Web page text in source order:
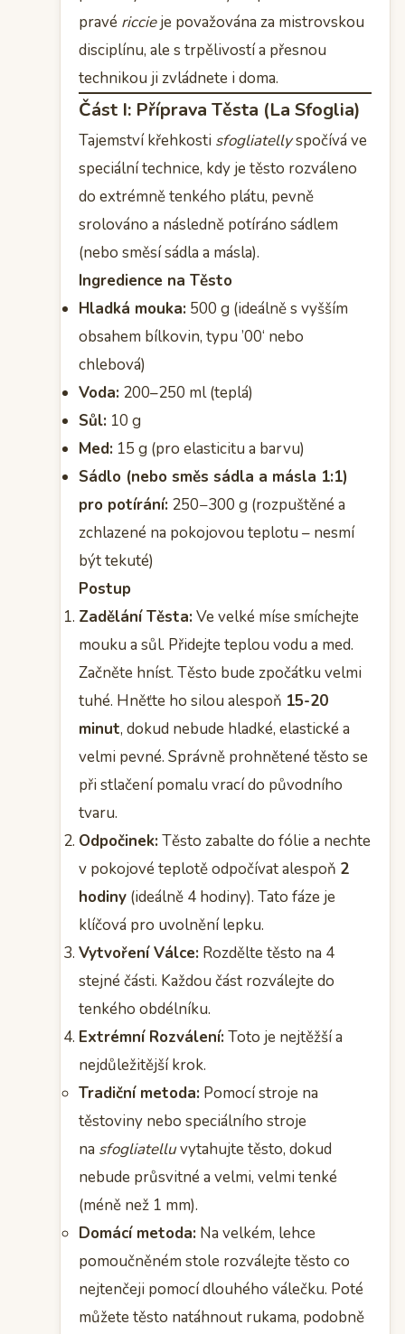
pravé riccieje považována za mistrovskou
disciplínu, ale s trpělivostí a přesnou
technikou ji zvládnete i doma.
Část I: Příprava Těsta (La Sfoglia)
Tajemství křehkosti sfogliatellyspočívá ve
speciální technice, kdy je těsto rozváleno
do extrémně tenkého plátu, pevně
srolováno a následně potíráno sádlem
(nebo směsí sádla a másla).
Ingredience na Těsto
Hladká mouka: 500 g (ideálně s vyšším
obsahem bílkovin, typu ’00‘ nebo
chlebová)
Voda: 200–250 ml (teplá)
Sůl: 10 g
Med: 15 g (pro elasticitu a barvu)
Sádlo (nebo směs sádla a másla 1:1)
pro potírání: 250−300 g (rozpuštěné a
zchlazené na pokojovou teplotu – nesmí
být tekuté)
Postup
Zadělání Těsta:Ve velké míse smíchejte
mouku a sůl. Přidejte teplou vodu a med.
Začněte hníst. Těsto bude zpočátku velmi
tuhé. Hněťte ho silou alespoň 15-20
minut, dokud nebude hladké, elastické a
velmi pevné. Správně prohnětené těsto se
při stlačení pomalu vrací do původního
tvaru.
Odpočinek:Těsto zabalte do fólie a nechte
v pokojové teplotě odpočívat alespoň 2
hodiny (ideálně 4 hodiny). Tato fáze je
klíčová pro uvolnění lepku.
Vytvoření Válce: Rozdělte těsto na 4
stejné části. Každou část rozválejte do
tenkého obdélníku.
Extrémní Rozválení:Toto je nejtěžší a
nejdůležitější krok.
Tradiční metoda: Pomocí stroje na
těstoviny nebo speciálního stroje
na sfogliatelluvytahujte těsto, dokud
nebude průsvitné a velmi, velmi tenké
(méně než 1 mm).
Domácí metoda: Na velkém, lehce
pomoučněném stole rozválejte těsto co
nejtenčeji pomocí dlouhého válečku. Poté
můžete těsto natáhnout rukama, podobně